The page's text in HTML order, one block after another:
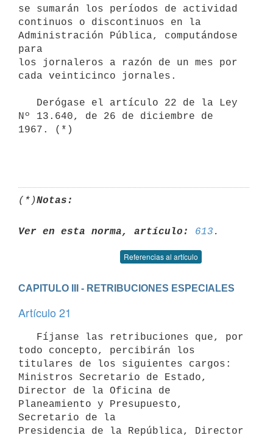
se sumarán los períodos de actividad
continuos o discontinuos en la
Administración Pública, computándose
para
los jornaleros a razón de un mes por
cada veinticinco jornales.
Nº 13.640, de 26 de diciembre de
1967. (*)
(*)Notas:
Ver en esta norma, artículo: 613
Referencias al artículo
CAPITULO III - RETRIBUCIONES ESPECIALES
Artículo 21
todo concepto, percibirán los
titulares de los siguientes cargos:
Ministros Secretario de Estado,
Director de la Oficina de
Planeamiento y Presupuesto,
Secretario de la
Presidencia de la República, Director